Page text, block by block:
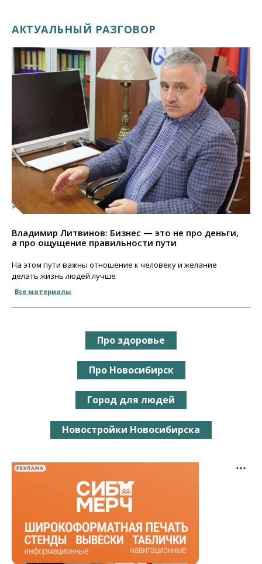
АКТУАЛЬНЫЙ РАЗГОВОР
Владимир Литвинов: Бизнес — это не про деньги,
а про ощущение правильности пути
На этом пути важны отношение к человеку и желание
делать жизнь людей лучше
Все материалы
Про здоровье
Про Новосибирск
Город для людей
Новостройки Новосибирска
РЕКЛАМА